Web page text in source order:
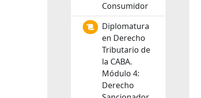
Consumidor
Diplomatura
en Derecho
Tributario de
la CABA.
Módulo 4:
Derecho